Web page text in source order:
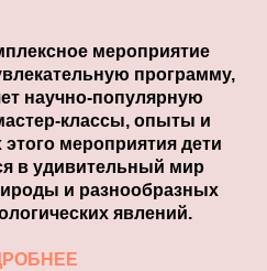
мероприятие
программу,
научно-популярную
классы, опыты и
мероприятия дети
в удивительный мир
и разнообразных
явлений.